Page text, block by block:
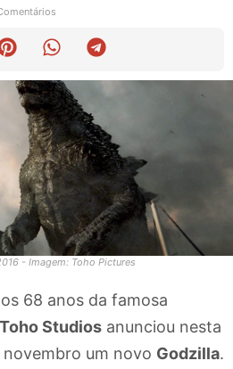
- Imagem: Toho Pictures
68 anos da famosa
Toho Studios anunciou nesta
um novo Godzilla.